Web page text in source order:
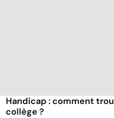
Handicap : comment
collège ?